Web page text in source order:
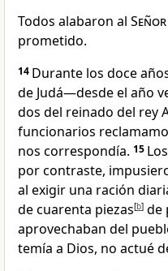
Todos alabaron al Señor
prometido.
14 Durante los doce
de Judá—desde el año
dos del reinado del rey
funcionarios
nos correspondía. 15
por contraste,
al exigir una ración
de cuarenta piezas[b] de
aprovechaban del
temía a Dios, no actué